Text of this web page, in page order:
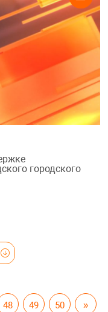
городского
48 49 50 »